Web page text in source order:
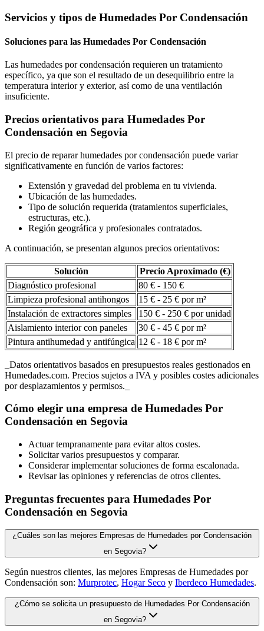
Servicios y tipos de Humedades Por Condensación
Soluciones para las Humedades Por Condensación
Las humedades por condensación requieren un tratamiento
específico, ya que son el resultado de un desequilibrio entre la
temperatura interior y exterior, así como de una ventilación
insuficiente.
Precios orientativos para Humedades Por
Condensación en Segovia
El precio de reparar humedades por condensación puede variar
significativamente en función de varios factores:
Extensión y gravedad del problema en tu vivienda.
Ubicación de las humedades.
Tipo de solución requerida (tratamientos superficiales,
estructuras, etc.).
Región geográfica y profesionales contratados.
A continuación, se presentan algunos precios orientativos:
Solución
Precio Aproximado (€)
Diagnóstico profesional
80 € - 150 €
Limpieza profesional antihongos
15 € - 25 € por m²
Instalación de extractores simples
150 € - 250 € por unidad
Aislamiento interior con paneles
30 € - 45 € por m²
Pintura antihumedad y antifúngica 12 € - 18 € por m²
_Datos orientativos basados en presupuestos reales gestionados en
Humedades.com. Precios sujetos a IVA y posibles costes adicionales
por desplazamientos y permisos._
Cómo elegir una empresa de Humedades Por
Condensación en Segovia
Actuar tempranamente para evitar altos costes.
Solicitar varios presupuestos y comparar.
Considerar implementar soluciones de forma escalonada.
Revisar las opiniones y referencias de otros clientes.
Preguntas frecuentes para Humedades Por
Condensación en Segovia
¿Cuáles son las mejores Empresas de Humedades por Condensación
en Segovia?
Según nuestros clientes, las mejores Empresas de Humedades por
Condensación son: Murprotec, Hogar Seco y Iberdeco Humedades.
¿Cómo se solicita un presupuesto de Humedades Por Condensación
en Segovia?